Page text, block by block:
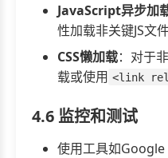
JavaScript异步加
性加载非关键JS文
CSS懒加载：对于
载或使用 <link
4.6 监控和测试
使用工具如